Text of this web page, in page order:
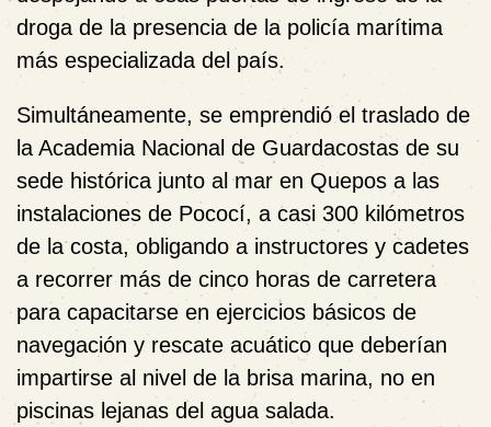
droga de la presencia de la policía marítima
más especializada del país.
Simultáneamente, se emprendió el traslado de
la Academia Nacional de Guardacostas de su
sede histórica junto al mar en Quepos a las
instalaciones de Pococí, a casi 300 kilómetros
de la costa, obligando a instructores y cadetes
a recorrer más de cinco horas de carretera
para capacitarse en ejercicios básicos de
navegación y rescate acuático que deberían
impartirse al nivel de la brisa marina, no en
piscinas lejanas del agua salada.